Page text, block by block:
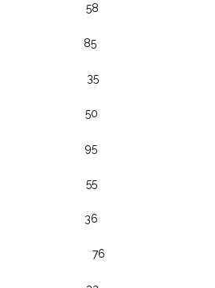
GGE 58
INI 85
DS/v 35
DS 50
BS 95
DS 55
DS 36
20-Ar 76